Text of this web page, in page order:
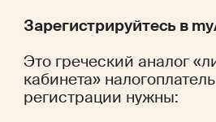
Зарегистрируйтесь в
Это греческий аналог
кабинета»
регистрации нужны: